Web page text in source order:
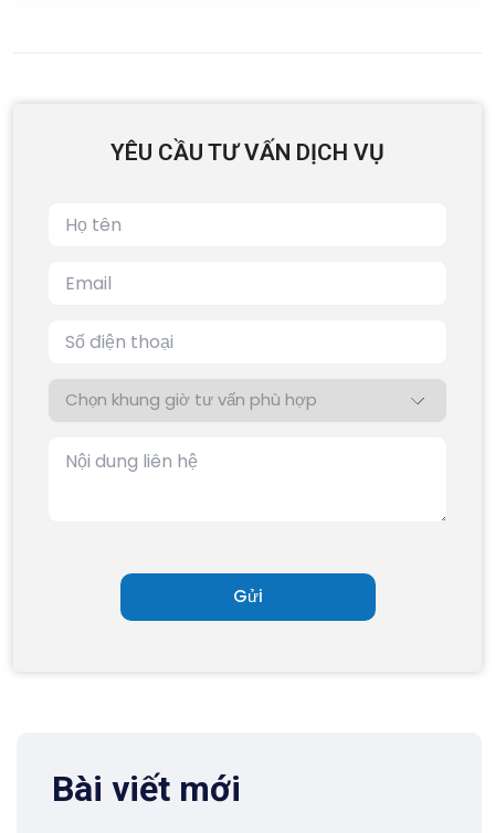
YÊU CẦU TƯ VẤN DỊCH VỤ
Bài viết mới